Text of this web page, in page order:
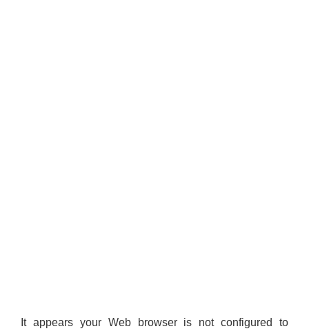
It appears your Web browser is not configured to